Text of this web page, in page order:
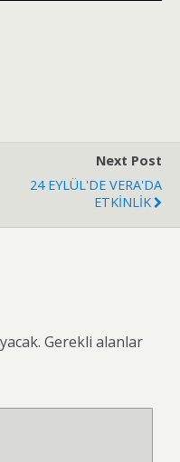
Next Post
24 EYLÜL'DE VERA'DA
ETKİNLİK
Gerekli alanlar